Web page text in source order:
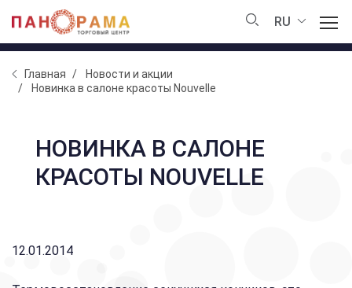
RU
Главная
Новости и акции
Новинка в салоне красоты Nouvelle
НОВИНКА В САЛОНЕ
КРАСОТЫ NOUVELLE
12.01.2014